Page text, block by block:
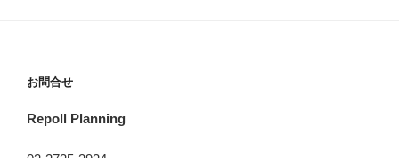
お問合せ
Repoll Planning